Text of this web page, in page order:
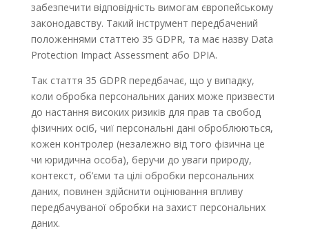
забезпечити відповідність вимогам європейському
законодавству. Такий інструмент передбачений
положеннями статтею 35 GDPR, та має назву Data
Protection Impact Assessment або DPIA.
Так стаття 35 GDPR передбачає, що у випадку,
коли обробка персональних даних може призвести
до настання високих ризиків для прав та свобод
фізичних осіб, чиї персональні дані оброблюються,
кожен контролер (незалежно від того фізична це
чи юридична особа), беручи до уваги природу,
контекст, об’єми та цілі обробки персональних
даних, повинен здійснити оцінювання впливу
передбачуваної обробки на захист персональних
даних.